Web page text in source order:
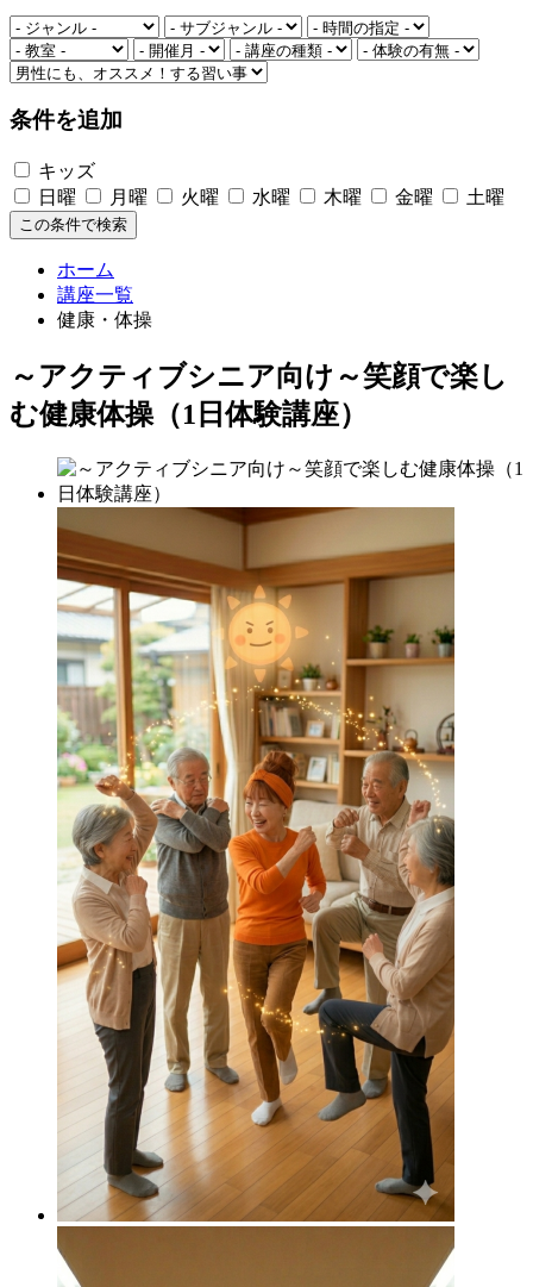
条件を追加
キッズ
日曜
月曜 火曜 水曜 木曜 金曜 土曜
この条件で検索
ホーム
講座一覧
健康・体操
～アクティブシニア向け～笑顔で楽し
む健康体操（1日体験講座）